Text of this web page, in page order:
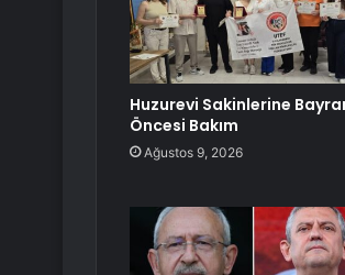
Huzurevi Sakinlerine
Öncesi Bakım
Ağustos 9, 2026